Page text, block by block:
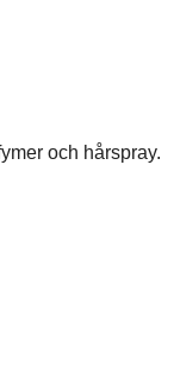
och hårspray.